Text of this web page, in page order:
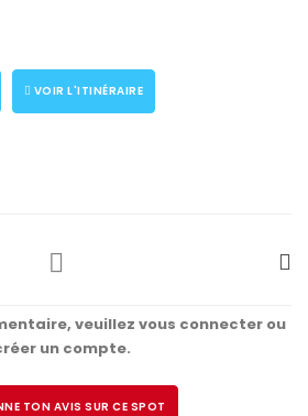
VOIR L'ITINÉRAIRE
veuillez vous connecter ou
un compte.
TON AVIS SUR CE SPOT